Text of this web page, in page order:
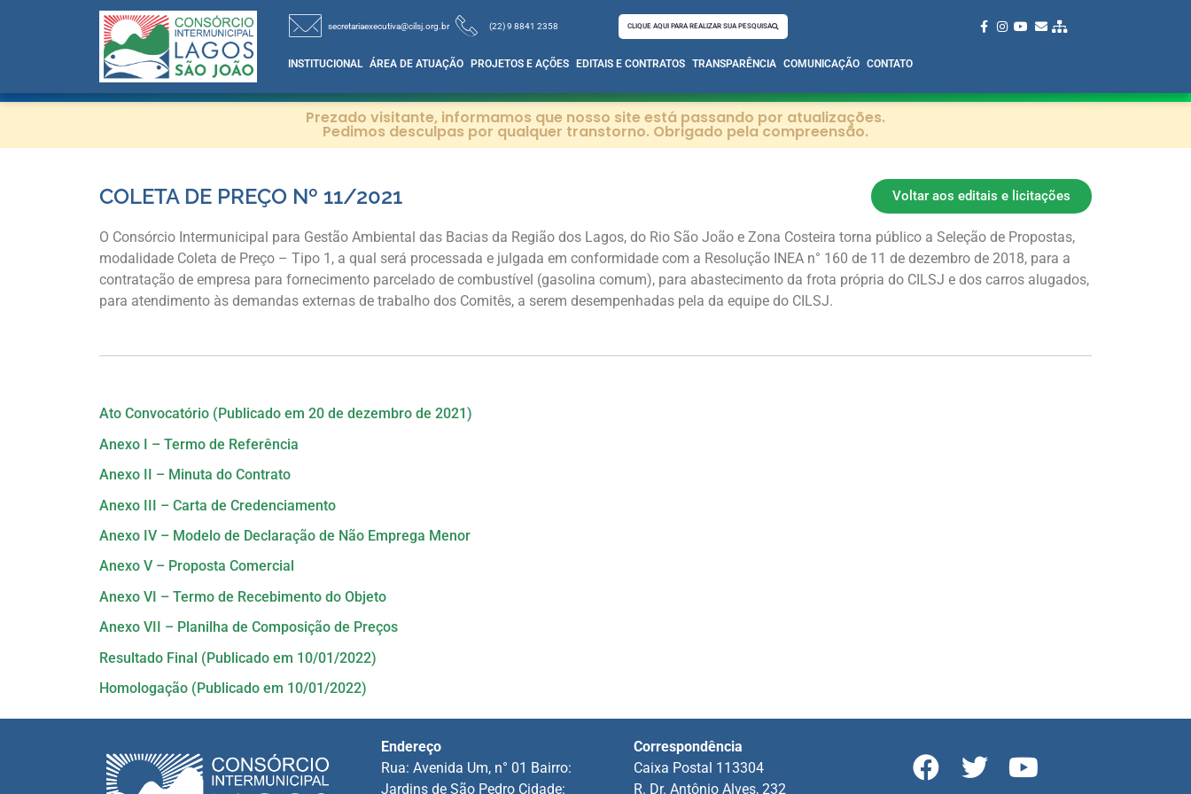
secretariaexecutiva@cilsj.org.br (22) 9 8841 2358 CLIQUE AQUI PARA REALIZAR SUA PESQUISA
INSTITUCIONAL ÁREA DE ATUAÇÃO PROJETOS E AÇÕES EDITAIS E CONTRATOS TRANSPARÊNCIA COMUNICAÇÃO CONTATO
Prezado visitante, informamos que nosso site está passando por atualizações.
Pedimos desculpas por qualquer transtorno. Obrigado pela compreensão.
COLETA DE PREÇO Nº 11/2021 Voltar aos editais e licitações
O Consórcio Intermunicipal para Gestão Ambiental das Bacias da Região dos Lagos, do Rio São João e Zona Costeira torna público a Seleção de Propostas,
modalidade Coleta de Preço – Tipo 1, a qual será processada e julgada em conformidade com a Resolução INEA n° 160 de 11 de dezembro de 2018, para a
contratação de empresa para fornecimento parcelado de combustível (gasolina comum), para abastecimento da frota própria do CILSJ e dos carros alugados,
para atendimento às demandas externas de trabalho dos Comitês, a serem desempenhadas pela da equipe do CILSJ.
Ato Convocatório (Publicado em 20 de dezembro de 2021)
Anexo I – Termo de Referência
Anexo II – Minuta do Contrato
Anexo III – Carta de Credenciamento
Anexo IV – Modelo de Declaração de Não Emprega Menor
Anexo V – Proposta Comercial
Anexo VI – Termo de Recebimento do Objeto
Anexo VII – Planilha de Composição de Preços
Resultado Final (Publicado em 10/01/2022)
Homologação (Publicado em 10/01/2022)
Endereço
Rua: Avenida Um, n° 01 Bairro:
Jardins de São Pedro Cidade:
Correspondência
Caixa Postal 113304
R. Dr. Antônio Alves, 232